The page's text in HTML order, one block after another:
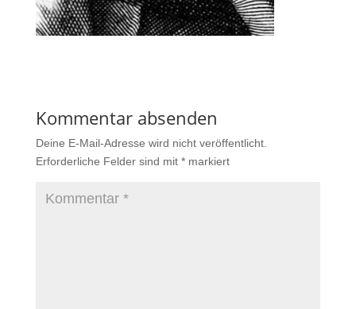
Kommentar absenden
Deine E-Mail-Adresse wird nicht veröffentlicht.
Erforderliche Felder sind mit *markiert